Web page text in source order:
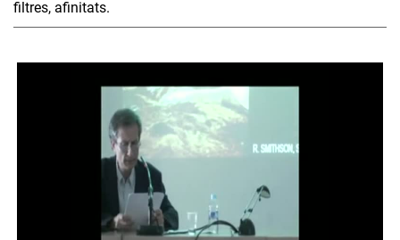
filtres, afinitats.